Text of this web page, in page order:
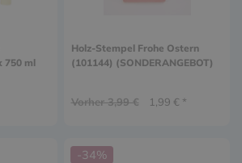
750 ml
Holz-Stempel Frohe Ostern
(101144) (SONDERANGEBOT)
Vorher 3,99 € 1,99 € *
-34%